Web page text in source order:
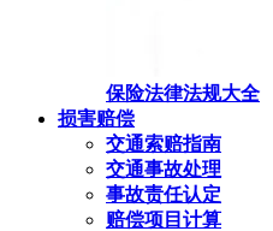
保险法律法规大全
损害赔偿
交通索赔指南
交通事故处理
事故责任认定
赔偿项目计算